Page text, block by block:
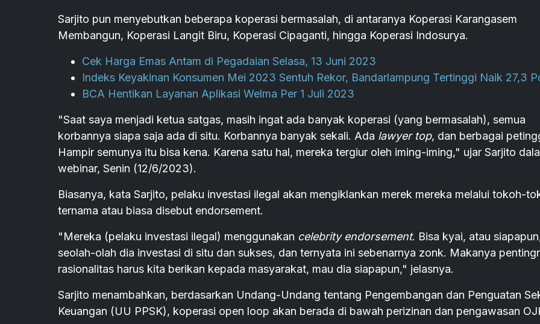
Sarjito pun menyebutkan beberapa koperasi bermasalah, di antaranya Koperasi Karangasem
Membangun, Koperasi Langit Biru, Koperasi Cipaganti, hingga Koperasi Indosurya.
Cek Harga Emas Antam di Pegadaian Selasa, 13 Juni 2023
Indeks Keyakinan Konsumen Mei 2023 Sentuh Rekor, Bandarlampung Tertinggi Naik 27,3
BCA Hentikan Layanan Aplikasi Welma Per 1 Juli 2023
"Saat saya menjadi ketua satgas, masih ingat ada banyak koperasi (yang bermasalah), semua
korbannya siapa saja ada di situ. Korbannya banyak sekali. Ada lawyer top, dan berbagai
Hampir semunya itu bisa kena. Karena satu hal, mereka tergiur oleh iming-iming," ujar Sarjito
webinar, Senin (12/6/2023).
Biasanya, kata Sarjito, pelaku investasi ilegal akan mengiklankan merek mereka melalui tokoh-
ternama atau biasa disebut endorsement.
"Mereka (pelaku investasi ilegal) menggunakan celebrity endorsement. Bisa kyai, atau
seolah-olah dia investasi di situ dan sukses, dan ternyata ini sebenarnya zonk. Makanya
rasionalitas harus kita berikan kepada masyarakat, mau dia siapapun," jelasnya.
Sarjito menambahkan, berdasarkan Undang-Undang tentang Pengembangan dan Penguatan
Keuangan (UU PPSK), koperasi open loop akan berada di bawah perizinan dan pengawasan